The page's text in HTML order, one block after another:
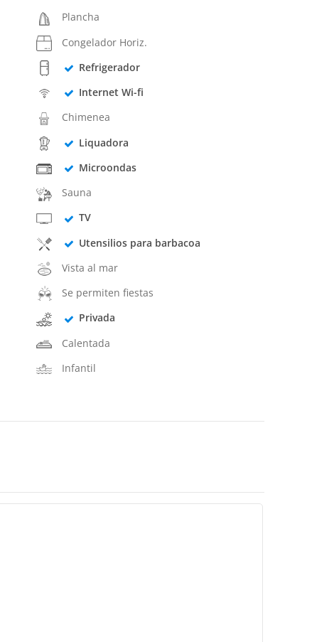
Plancha
Congelador Horiz.
Refrigerador
Internet Wi-fi
Chimenea
Liquadora
Microondas
Sauna
TV
Utensilios para barbacoa
Vista al mar
Se permiten fiestas
Privada
Calentada
Infantil